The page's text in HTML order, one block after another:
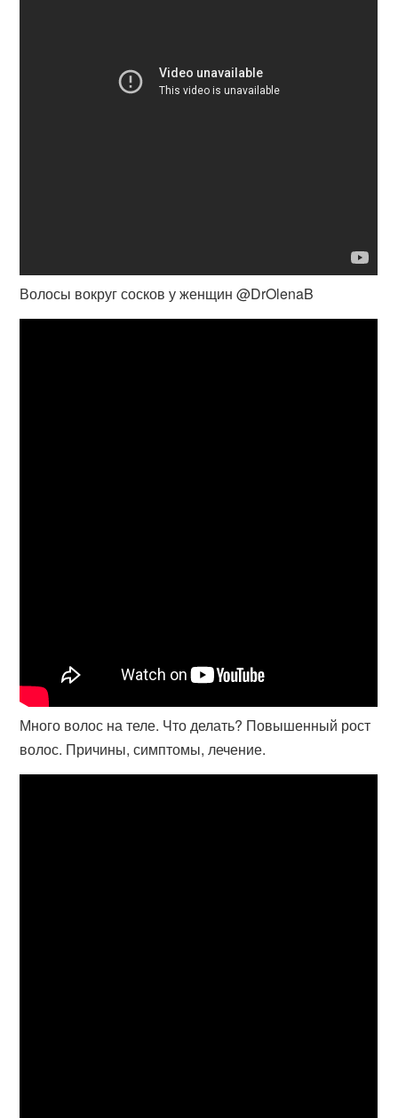
Волосы вокруг сосков у женщин @DrOlenaB
Много волос на теле. Что делать? Повышенный рост
волос. Причины, симптомы, лечение.